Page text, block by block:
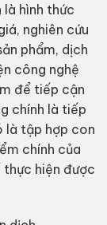
là hình thức
nghiên cứu
phẩm, dịch
công nghệ
để tiếp cận
chính là tiếp
là tập hợp con
chính của
thực hiện được